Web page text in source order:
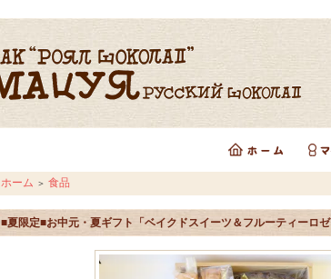
ホーム ＞ 食品
■夏限定■お中元・夏ギフト「ベイクドスイーツ＆フルーティーロゼ